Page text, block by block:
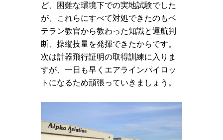
ど、困難な環境下での実地試験でした
が、これらにすべて対処できたのもベ
テラン教官から教わった知識と運航判
断、操縦技量を発揮できたからです。
次は計器飛行証明の取得訓練に入りま
すが、一日も早くエアラインパイロッ
トになるため頑張っていきましょう。